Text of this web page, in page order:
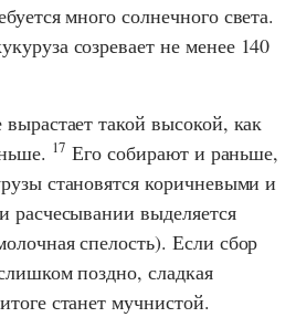
много солнечного света.
созревает не менее 140
такой высокой, как
17 Его собирают и раньше,
становятся коричневыми и
расчесывании выделяется
спелость). Если сбор
поздно, сладкая
станет мучнистой.